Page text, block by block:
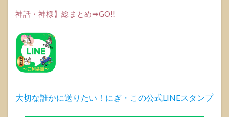
な御神札
リドコ
イン
神話・神様】総まとめ➡GO!!
大切な誰かに送りたい！にぎ・この公式LINEスタンプ